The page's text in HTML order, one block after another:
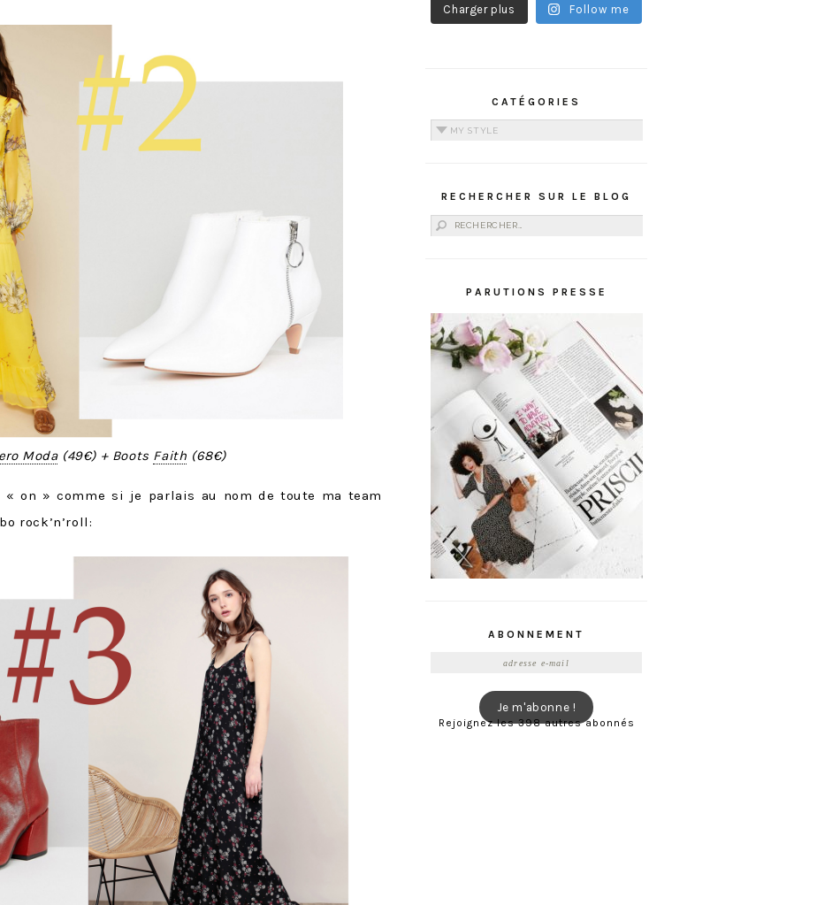
Moda(49€) + Boots Faith (68€)
« on » comme si je parlais au nom de toute ma team
rock’n’roll:
Charger plus Follow me
CATÉGORIES
Catégories
RECHERCHER SUR LE BLOG
Rechercher :
PARUTIONS PRESSE
ABONNEMENT
Je m'abonne !
Rejoignez les 398 autres abonnés